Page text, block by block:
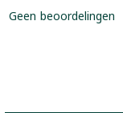
Geen beoordelingen